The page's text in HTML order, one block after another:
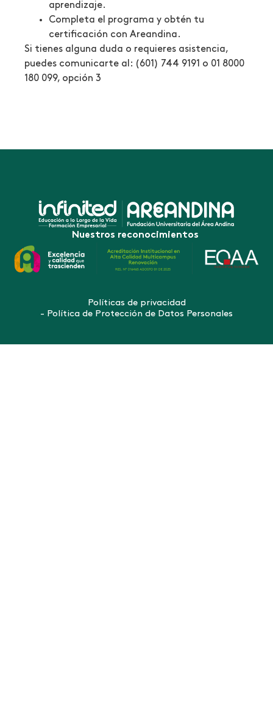
aprendizaje.
Completa el programa y obtén tu
certificación con Areandina.
Si tienes alguna duda o requieres asistencia,
puedes comunicarte al: (601) 744 9191 o 01 8000
180 099, opción 3
Nuestros reconocimientos
Políticas de privacidad
- Política de Protección de Datos Personales